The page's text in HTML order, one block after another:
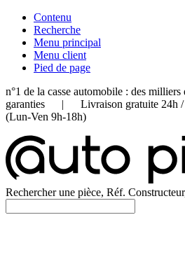
Contenu
Recherche
Menu principal
Menu client
Pied de page
n°1 de la casse automobile : des milliers
garanties | Livraison gratuite
(Lun-Ven 9h-18h)
Rechercher une pièce, Réf.